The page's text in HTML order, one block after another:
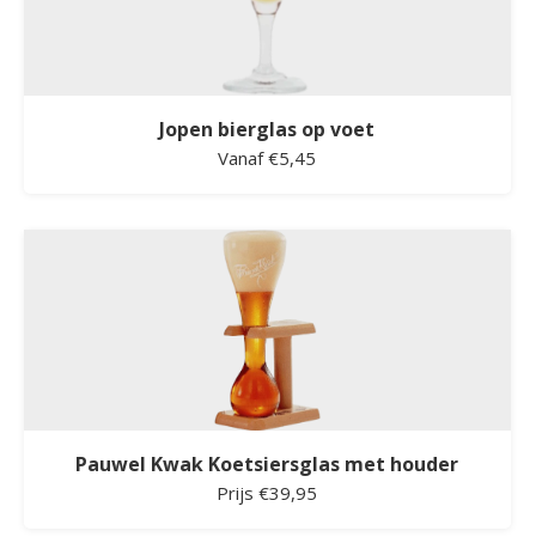
Jopen bierglas op voet
Vanaf €5,45
Pauwel Kwak Koetsiersglas met houder
Prijs €39,95